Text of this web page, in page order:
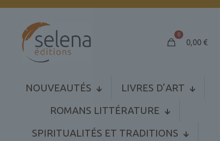
0
0,00€
NOUVEAUTÉS
LIVRES D’ART
ROMANS LITTÉRATURE
SPIRITUALITÉS ET TRADITIONS